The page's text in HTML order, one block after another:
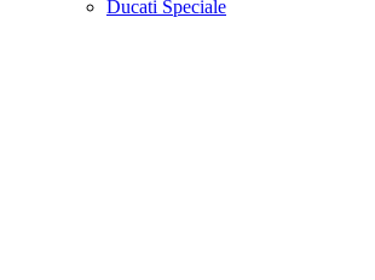
Ducati Speciale